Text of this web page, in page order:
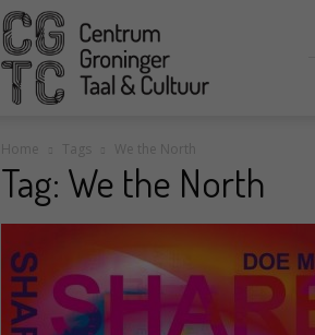
CGTC
Home Tags We the North
Tag: We the North